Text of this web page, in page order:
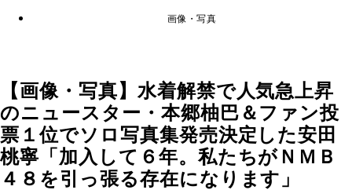
画像・写真
【画像・写真】水着解禁で人気急上昇
のニュースター・本郷柚巴＆ファン投
票１位でソロ写真集発売決定した安田
桃寧「加入して６年。私たちがＮＭＢ
４８を引っ張る存在になります」